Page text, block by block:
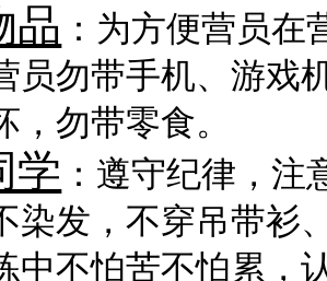
品 ：为方便营员
员勿带手机、游戏
，勿带零食。
学 ：遵守纪律，
染发，不穿吊带衫
中不怕苦不怕累，